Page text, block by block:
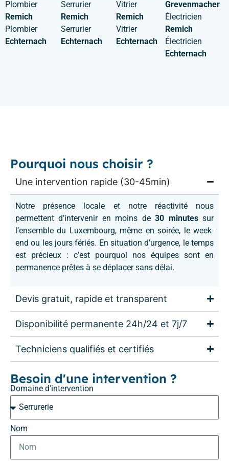
Plombier
Remich
Plombier
Echternach
Serrurier
Remich
Serrurier
Echternach
Vitrier
Remich
Vitrier
Echternach
Grevenmacher
Électricien
Remich
Électricien
Echternach
Pourquoi nous choisir ?
Une intervention rapide (30-45min)
Notre présence locale et notre réactivité nous
permettent d’intervenir en moins de30 minutessur
l’ensemble du Luxembourg, même en soirée, le week-
end ou les jours fériés. En situation d’urgence, le temps
est précieux : c’est pourquoi nos équipes sont en
permanence prêtes à se déplacer sans délai.
Devis gratuit, rapide et transparent
Disponibilité permanente 24h/24 et 7j/7
Techniciens qualifiés et certifiés
Besoin d'une intervention ?
Domaine d'intervention
Nom